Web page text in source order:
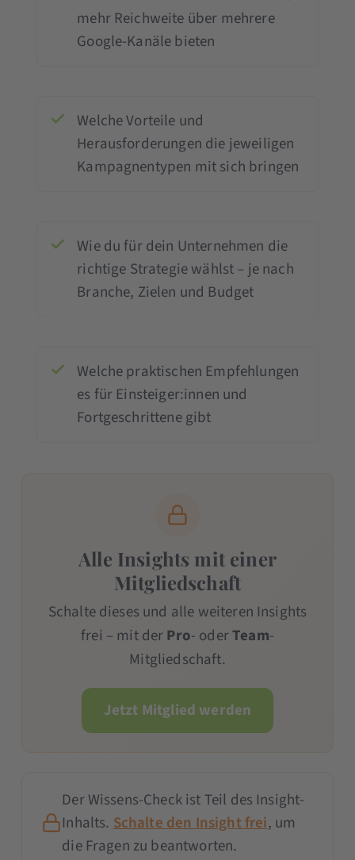
mehr Reichweite über mehrere
Google-Kanäle bieten
Welche Vorteile und
Herausforderungen die jeweiligen
Kampagnentypen mit sich bringen
Wie du für dein Unternehmen die
richtige Strategie wählst – je nach
Branche, Zielen und Budget
Welche praktischen Empfehlungen
es für Einsteiger:innen und
Fortgeschrittene gibt
Alle Insights mit einer
Mitgliedschaft
Schalte dieses und alle weiteren Insights
frei – mit derPro- oderTeam-
Mitgliedschaft.
Jetzt Mitglied werden
Der Wissens-Check ist Teil des Insight-
Inhalts. Schalte den Insight frei, um
die Fragen zu beantworten.